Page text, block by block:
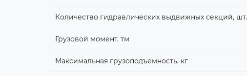
Количество гидравлических выдвижных секций, шт.
Грузовой момент, тм
Максимальная грузоподъемность, кг